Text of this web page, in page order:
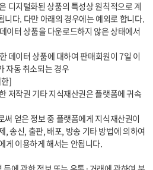
니다. 다만 아래의 경우에는 예외로 합니다.
자동 취소되는 경우
]
, 송신, 출판, 배포, 방송 기타 방법에 의하여
게 이용하게 해서는 안됩니다.